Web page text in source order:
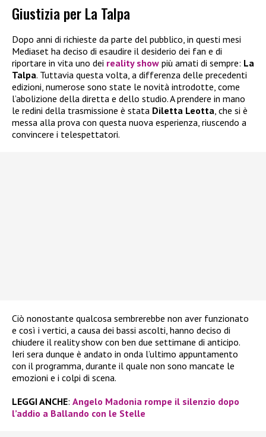
Giustizia per La Talpa
Dopo anni di richieste da parte del pubblico, in questi mesi
Mediaset ha deciso di esaudire il desiderio dei fan e di
riportare in vita uno dei reality show più amati di sempre: La
Talpa. Tuttavia questa volta, a differenza delle precedenti
edizioni, numerose sono state le novità introdotte, come
l’abolizione della diretta e dello studio. A prendere in mano
le redini della trasmissione è stata Diletta Leotta , che si è
messa alla prova con questa nuova esperienza, riuscendo a
convincere i telespettatori.
Ciò nonostante qualcosa sembrerebbe non aver funzionato
e così i vertici, a causa dei bassi ascolti, hanno deciso di
chiudere il reality show con ben due settimane di anticipo.
Ieri sera dunque è andato in onda l’ultimo appuntamento
con il programma, durante il quale non sono mancate le
emozioni e i colpi di scena.
LEGGI ANCHE: Angelo Madonia rompe il silenzio dopo
l’addio a Ballando con le Stelle